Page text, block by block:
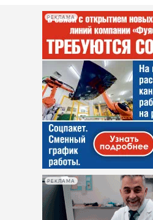
РЕКЛАМА
РЕКЛАМА